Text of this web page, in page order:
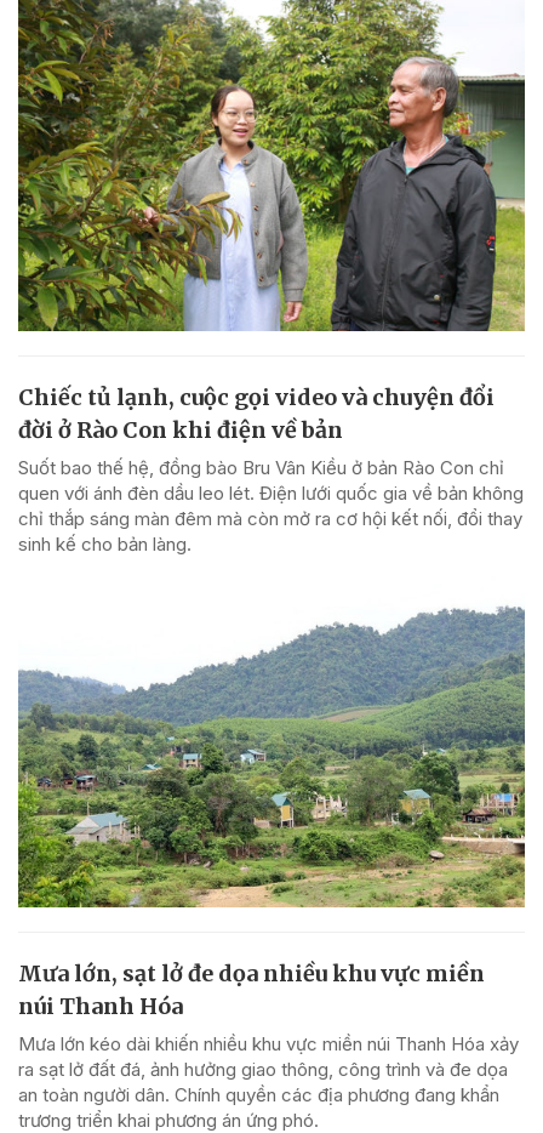
Chiếc tủ lạnh, cuộc gọi video và chuyện đổi
đời ở Rào Con khi điện về bản
Suốt bao thế hệ, đồng bào Bru Vân Kiều ở bản Rào Con chỉ
quen với ánh đèn dầu leo lét. Điện lưới quốc gia về bản không
chỉ thắp sáng màn đêm mà còn mở ra cơ hội kết nối, đổi thay
sinh kế cho bản làng.
Mưa lớn, sạt lở đe dọa nhiều khu vực miền
núi Thanh Hóa
Mưa lớn kéo dài khiến nhiều khu vực miền núi Thanh Hóa xảy
ra sạt lở đất đá, ảnh hưởng giao thông, công trình và đe dọa
an toàn người dân. Chính quyền các địa phương đang khẩn
trương triển khai phương án ứng phó.